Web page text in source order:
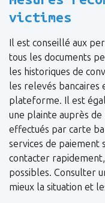
victimes
Il est conseillé aux
tous les documents
les historiques de
les relevés bancaires
plateforme. Il est
une plainte auprès
effectués par carte
services de paiement
contacter
possibles. Consulter
mieux la situation et